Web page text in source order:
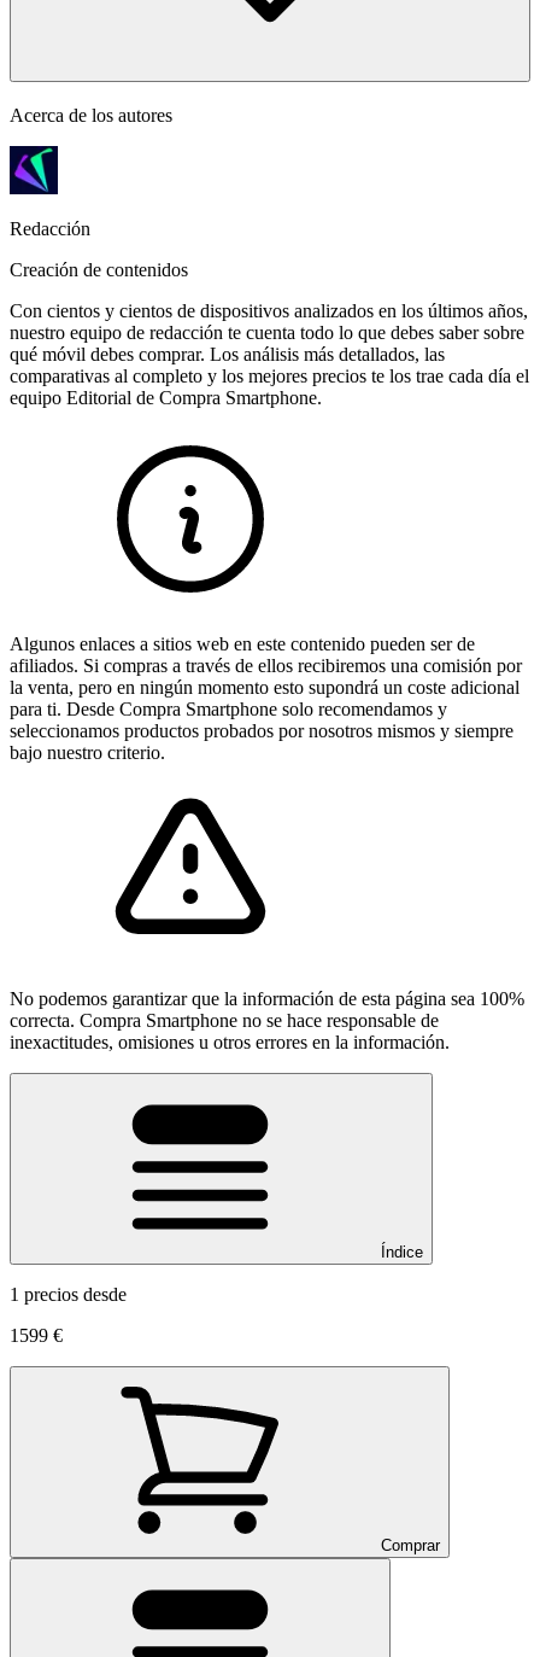
Acerca de los autores
Redacción
Creación de contenidos
Con cientos y cientos de dispositivos analizados en los últimos años,
nuestro equipo de redacción te cuenta todo lo que debes saber sobre
qué móvil debes comprar. Los análisis más detallados, las
comparativas al completo y los mejores precios te los trae cada día el
equipo Editorial de Compra Smartphone.
Algunos enlaces a sitios web en este contenido pueden ser de
afiliados. Si compras a través de ellos recibiremos una comisión por
la venta, pero en ningún momento esto supondrá un coste adicional
para ti. Desde Compra Smartphone solo recomendamos y
seleccionamos productos probados por nosotros mismos y siempre
bajo nuestro criterio.
No podemos garantizar que la información de esta página sea 100%
correcta. Compra Smartphone no se hace responsable de
inexactitudes, omisiones u otros errores en la información.
Índice
1 precios desde
1599 €
Comprar